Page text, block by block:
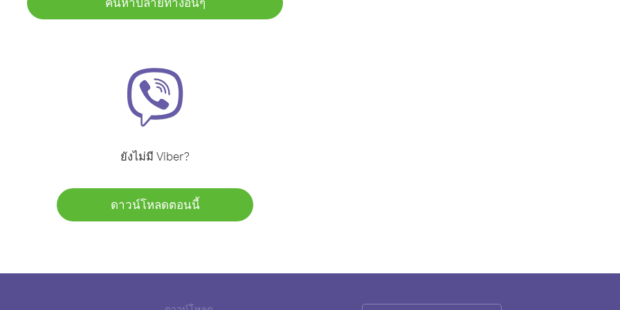
ยังไม่มี Viber?
ดาวน์โหลดตอนนี้